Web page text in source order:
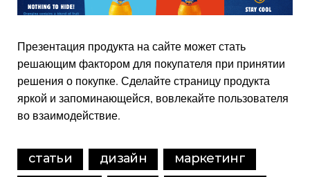
Презентация продукта на сайте может стать
решающим фактором для покупателя при принятии
решения о покупке. Сделайте страницу продукта
яркой и запоминающейся, вовлекайте пользователя
во взаимодействие.
статьи дизайн
маркетинг